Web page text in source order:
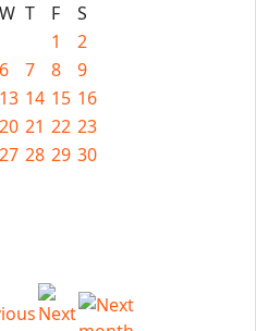
W T F
S
1
2
6 7 8
9
13 14 15 16
20 21 22 23
27 28 29 30